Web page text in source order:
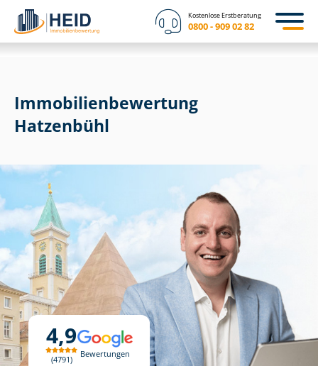
Kostenlose Erstberatung
0800 - 909 02 82
4,9
4791
Bewertungen
Immobilien­bewertung
Hatzenbühl